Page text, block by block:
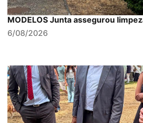
MODELOS Junta assegurou
6/08/2026